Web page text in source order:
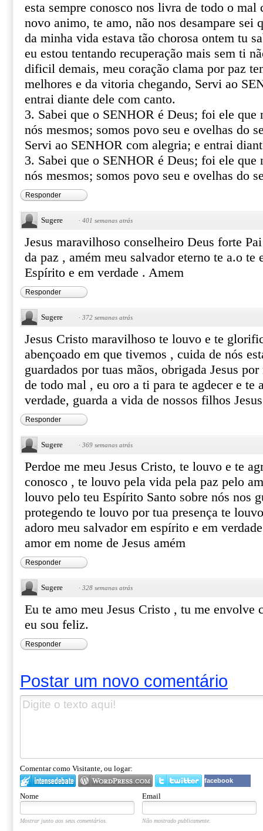
esta sempre conosco nos livra de todo o mal
novo animo, te amo, não nos desampare sei
da minha vida estava tão chorosa ontem tu
eu estou tentando recuperação mais sem ti
dificil demais, meu coração clama por paz
melhores e da vitoria chegando, Servi ao
entrai diante dele com canto.
3. Sabei que o SENHOR é Deus; foi ele que
nós mesmos; somos povo seu e ovelhas do
Servi ao SENHOR com alegria; e entrai
3. Sabei que o SENHOR é Deus; foi ele que
nós mesmos; somos povo seu e ovelhas do
Responder
Sugere · 401 semanas atrás
Jesus maravilhoso conselheiro Deus forte
da paz , amém meu salvador eterno te a.o te
Espírito e em verdade . Amem
Responder
Sugere · 372 semanas atrás
Jesus Cristo maravilhoso te louvo e te
abençoado em que tivemos , cuida de nós
guardados por tuas mãos, obrigada Jesus
de todo mal , eu oro a ti para te agdecer e te
verdade, guarda a vida de nossos filhos
Responder
Sugere · 369 semanas atrás
Perdoe me meu Jesus Cristo, te louvo e te
conosco , te louvo pela vida pela paz pelo
louvo pelo teu Espírito Santo sobre nós nos
protegendo te louvo por tua presença te
adoro meu salvador em espírito e em
amor em nome de Jesus amém
Responder
Sugere · 328 semanas atrás
Eu te amo meu Jesus Cristo , tu me envolve
eu sou feliz.
Responder
Postar um novo comentário
Comentar como Visitante, ou logar:
facebook
Nome Email
Mostrar junto aos seus comentários. Não mostrado publicamente.